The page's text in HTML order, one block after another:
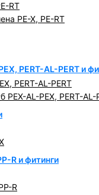
RT
PE-X, PE-RT
PERT-AL-PERT и
PERT-AL-PERT
AL-PEX, PERT-AL-
R и фитинги
R